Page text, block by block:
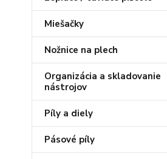
Miešačky
Nožnice na plech
Organizácia a skladovanie
nástrojov
Píly a diely
Pásové píly